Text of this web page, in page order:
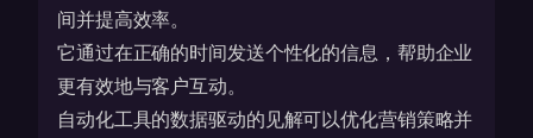
间并提高效率。
它通过在正确的时间发送个性化的信息，帮助企业
更有效地与客户互动。
自动化工具的数据驱动的见解可以优化营销策略并